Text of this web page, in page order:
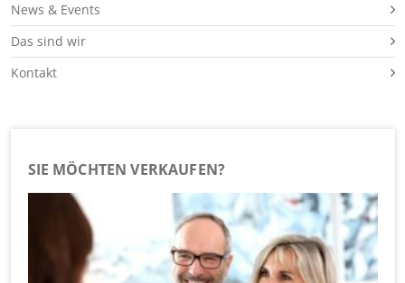
News & Events
Das sind wir
Kontakt
SIE MÖCHTEN VERKAUFEN?